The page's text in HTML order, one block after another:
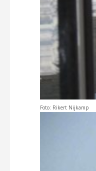
Foto: Rikert Nijkamp